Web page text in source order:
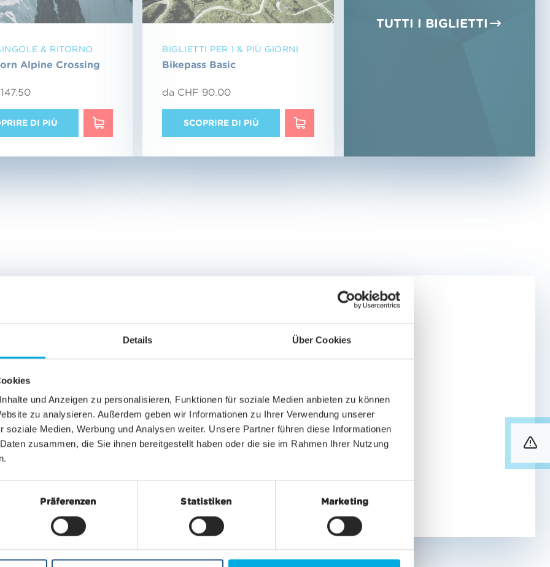
Details Über Cookies
und Anzeigen zu personalisieren, Funktionen für soziale Medien anbieten zu können
zu analysieren. Außerdem geben wir Informationen zu Ihrer Verwendung unserer
soziale Medien, Werbung und Analysen weiter. Unsere Partner führen diese Informationen
zusammen, die Sie ihnen bereitgestellt haben oder die sie im Rahmen Ihrer Nutzung
Präferenzen Statistiken Marketing
& RITORNO
Alpine Crossing
DI PIÙ SCOPRIRE DI PIÙ
BIGLIETTI PER 1 & PIÙ GIORNI
Bikepass Basic
da CHF 90.00
SCOPRIRE DI PIÙ SCOPRIRE DI PIÙ
TUTTI I BIGLIETTI
ESTIVE
Pass Findeln
DI PIÙ
ESPERIENZE ESTIVE
Mountaincarts
SCOPRIRE DI PIÙ SCOPRIRE DI PIÙ
TUTTE LE ESPERIENZE